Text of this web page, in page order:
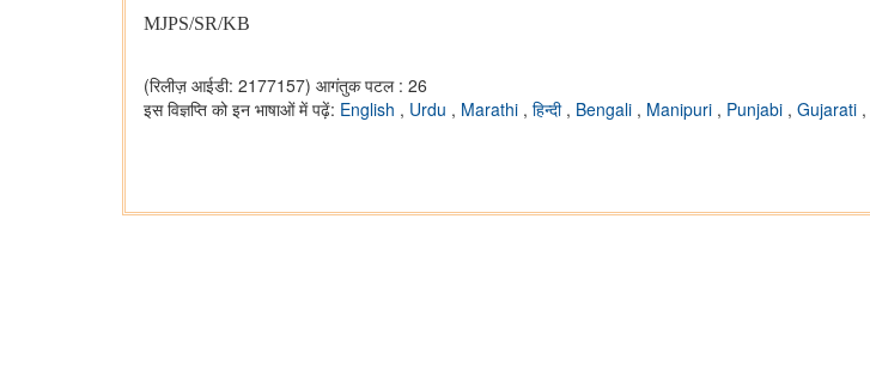
MJPS/SR/KB
(रिलीज़ आईडी: 2177157) आगंतुक पटल : 26
इस विज्ञप्ति को इन भाषाओं में पढ़ें: English , Urdu , Marathi , हिन्दी , Bengali , Manipuri , Punjabi , Gujarati ,